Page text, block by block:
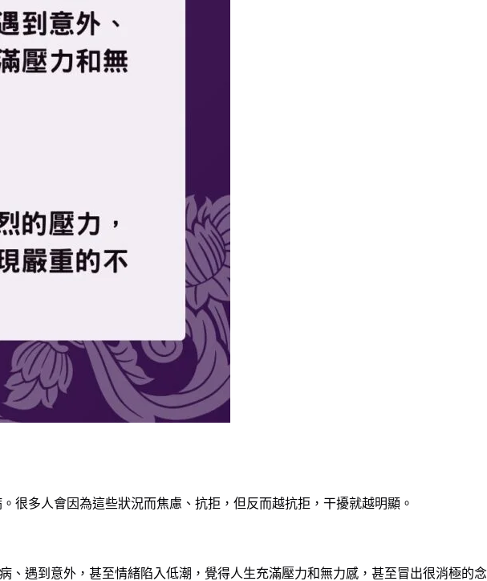
很多人會因為這些狀況而焦慮、抗拒，但反而越抗拒，干擾就越明顯。
遇到意外，甚至情緒陷入低潮，覺得人生充滿壓力和無力感，甚至冒出很消極的念